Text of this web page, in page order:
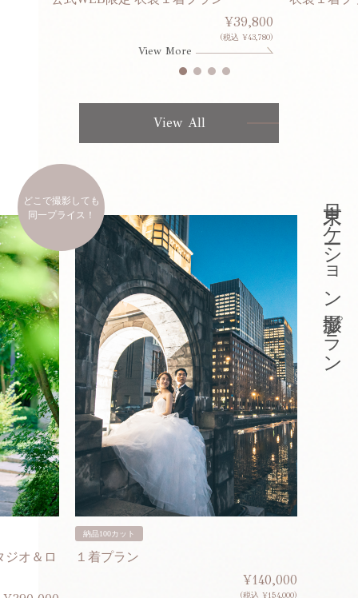
¥39,800
(税込 ¥43,780)
View More
View All
どこで撮影しても
同一プライス！
ジオ＆ロ
納品100カット
１着プラン
¥140,000
(税込 ¥154,000)
東京ロケーション撮影プラン